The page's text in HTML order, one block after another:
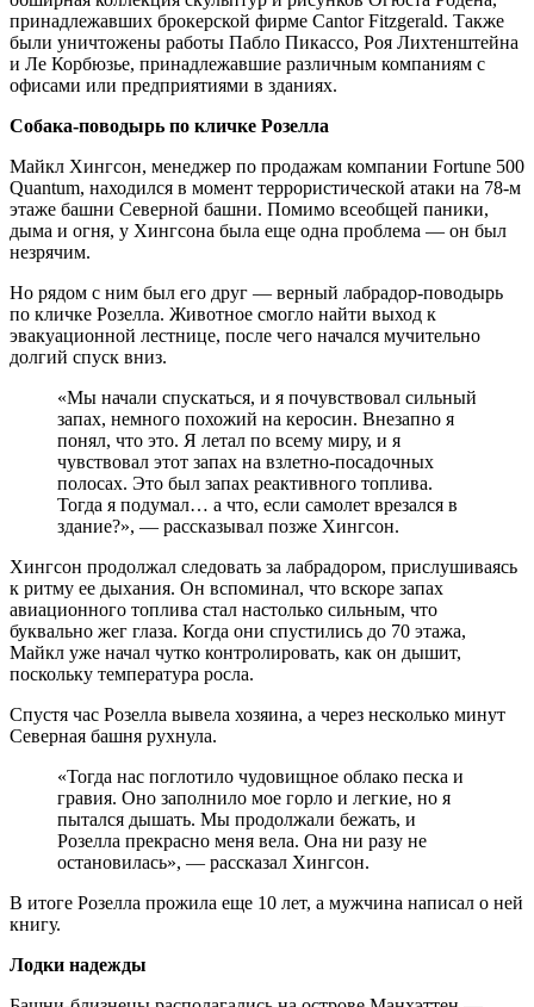
принадлежавших брокерской фирме Cantor Fitzgerald. Также
были уничтожены работы Пабло Пикассо, Роя Лихтенштейна
и Ле Корбюзье, принадлежавшие различным компаниям с
офисами или предприятиями в зданиях.
Собака-поводырь по кличке Розелла
Майкл Хингсон, менеджер по продажам компании Fortune 500
Quantum, находился в момент террористической атаки на 78-м
этаже башни Северной башни. Помимо всеобщей паники,
дыма и огня, у Хингсона была еще одна проблема — он был
незрячим.
Но рядом с ним был его друг — верный лабрадор-поводырь
по кличке Розелла. Животное смогло найти выход к
эвакуационной лестнице, после чего начался мучительно
долгий спуск вниз.
«Мы начали спускаться, и я почувствовал сильный
запах, немного похожий на керосин. Внезапно я
понял, что это. Я ​​летал по всему миру, и я
чувствовал этот запах на взлетно-посадочных
полосах. Это был запах реактивного топлива.
Тогда я подумал… а что, если самолет врезался в
здание?», — рассказывал позже Хингсон.
Хингсон продолжал следовать за лабрадором, прислушиваясь
к ритму ее дыхания. Он вспоминал, что вскоре запах
авиационного топлива стал настолько сильным, что
буквально жег глаза. Когда они спустились до 70 этажа,
Майкл уже начал чутко контролировать, как он дышит,
поскольку температура росла.
Спустя час Розелла вывела хозяина, а через несколько минут
Северная башня рухнула.
«Тогда нас поглотило чудовищное облако песка и
гравия. Оно заполнило мое горло и легкие, но я
пытался дышать. Мы продолжали бежать, и
Розелла прекрасно меня вела. Она ни разу не
остановилась», — рассказал Хингсон.
В итоге Розелла прожила еще 10 лет, а мужчина написал о ней
книгу.
Лодки надежды